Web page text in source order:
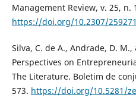
Management Review, v. 25, n.
https://doi.org/10.2307/259271
Silva, C. de A., Andrade, D.
Perspectives on
The Literature. Boletim de
573. https://doi.org/10.5281/